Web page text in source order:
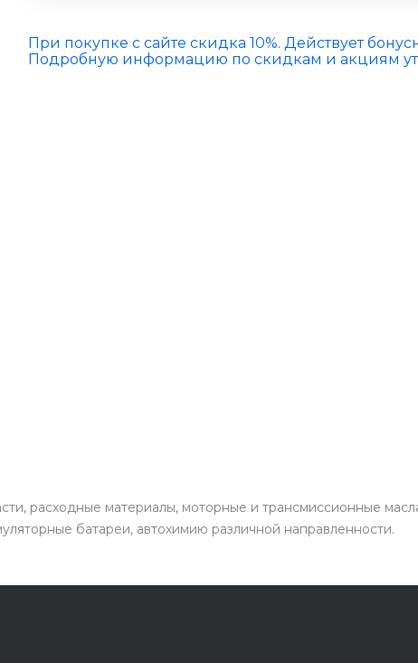
При покупке с сайте скидка 10%. Действует
Подробную информацию по скидкам и акциям
расходные материалы, моторные и трансмиссионные
батареи, автохимию различной направленности.